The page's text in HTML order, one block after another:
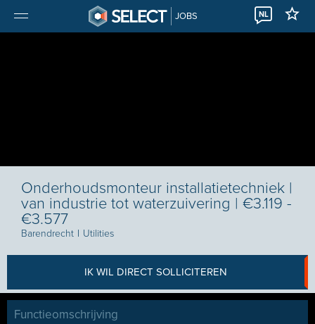
JOBS NL
Onderhoudsmonteur installatietechniek |
van industrie tot waterzuivering | €3.119 -
€3.577
Barendrecht I Utilities
IK WIL DIRECT SOLLICITEREN
Functieomschrijving